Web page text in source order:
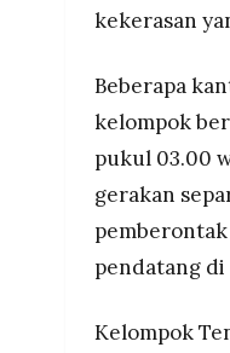
kekerasan
Beberapa
kelompok
pukul 03.00
gerakan
pendatang
Kelompok